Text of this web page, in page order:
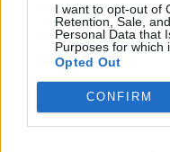
I want to opt-out of
Retention, Sale,
Personal Data that
Purposes for which
Opted Out
CONFIRM
NOVINKY